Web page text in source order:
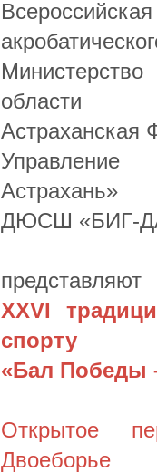
области
Астраханская
Управление
Астрахань»
ДЮСШ «БИГ-
представляют
XXVI
спорту
«Бал Победы
Открытое
Двоеборье